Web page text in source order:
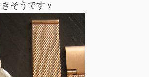
そうですｖ